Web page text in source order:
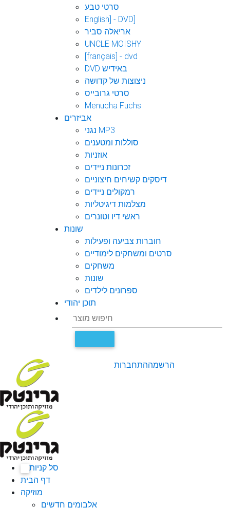
סרטי טבע
English] - DVD]
אריאלה סביר
UNCLE MOISHY
[français] - dvd
DVD באידיש
ניצוצות של קדושה
סרטי גרובייס
Menucha Fuchs
אביזרים
נגני MP3
סוללות ומטענים
אוזניות
זכרונות ניידים
דיסקים קשיחים חיצוניים
רמקולים ניידים
מצלמות דיגיטליות
ראשי דיו וטונרים
שונות
חוברות צביעה ופעילות
סרטים ומשחקים לימודיים
משחקים
שונות
ספרונים לילדים
תוכן יהודי
התחברותהרשמה
סל קניות
דף הבית
מוזיקה
אלבומים חדשים